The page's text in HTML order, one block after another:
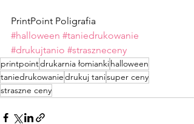
PrintPoint Poligrafia
#halloween #taniedrukowanie
#drukujtanio #straszneceny
printpointdrukarnia łomiankihalloween
taniedrukowaniedrukuj tanisuper ceny
straszne ceny